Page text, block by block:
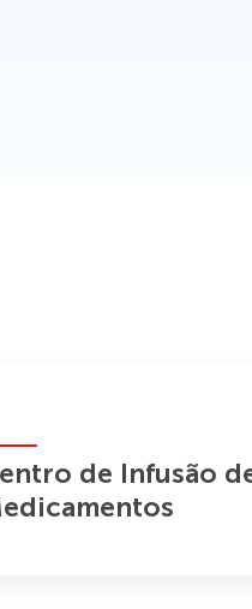
de Infusão